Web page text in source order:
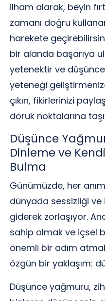
ilham alarak, beyin
zamanı doğru
harekete
bir alanda başarıya
yetenektir ve
yeteneği
çıkın, fikirlerinizi
doruk noktalarına
Düşünce
Dinleme ve
Bulma
Günümüzde, her
dünyada sessizliği
giderek zorlaşıyor.
sahip olmak ve içsel
önemli bir adım
özgün bir yaklaşım:
Düşünce yağmuru,